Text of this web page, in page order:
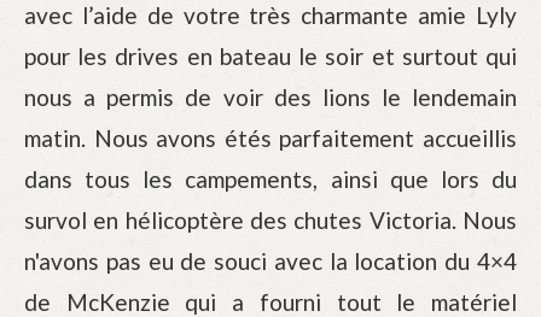
avec l’aide de votre très charmante amie Lyly
pour les drives en bateau le soir et surtout qui
nous a permis de voir des lions le lendemain
matin. Nous avons étés parfaitement accueillis
dans tous les campements, ainsi que lors du
survol en hélicoptère des chutes Victoria. Nous
n'avons pas eu de souci avec la location du 4×4
de McKenzie qui a fourni tout le matériel